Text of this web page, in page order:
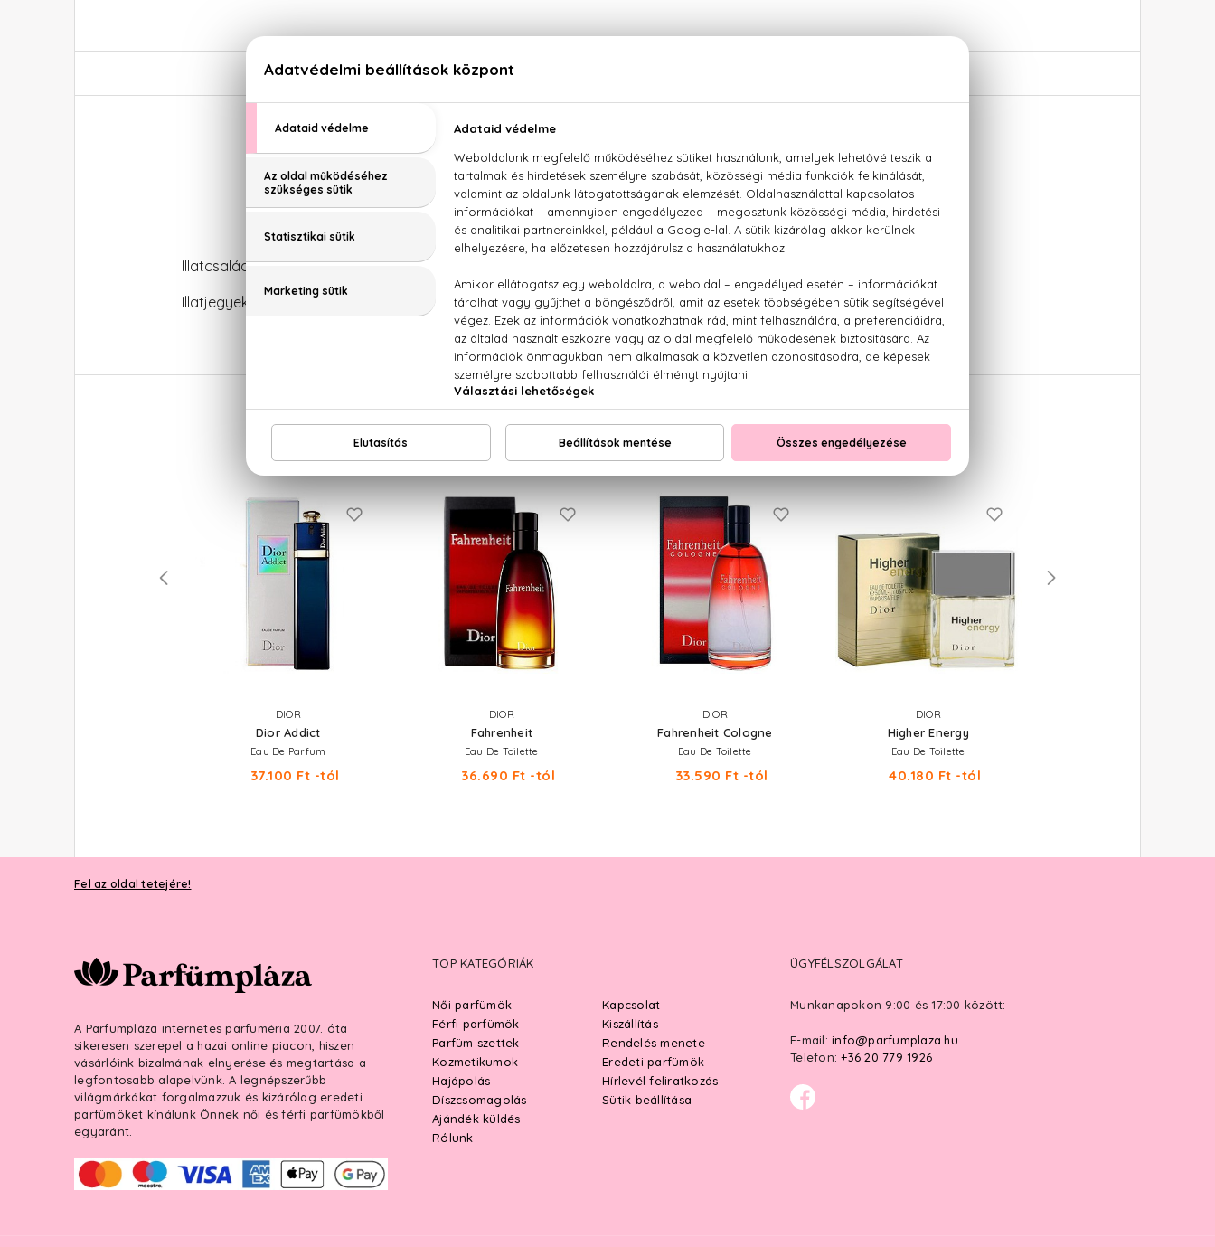
LEÍRÁS
Dior Addict Eau Fraiche Eau De Toilette
Illatcsalád: Orientális-virágos
Illatjegyek: Mandarin, narancs, bergamott, vanília
NEKED AJÁNLJUK
DIOR
Dior Addict
Eau De Parfum
37.100 Ft -tól
DIOR
Fahrenheit
Eau De Toilette
36.690 Ft -tól
DIOR
Fahrenheit Cologne
Eau De Toilette
33.590 Ft -tól
DIOR
Higher Energy
Eau De Toilette
40.180 Ft -tól
Fel az oldal tetejére!
A Parfümpláza internetes parfüméria 2007. óta
sikeresen szerepel a hazai online piacon, hiszen
vásárlóink bizalmának elnyerése és megtartása a
legfontosabb alapelvünk. A legnépszerűbb
világmárkákat forgalmazzuk és kizárólag eredeti
parfümöket kínálunk Önnek női és férfi parfümökből
egyaránt.
TOP KATEGÓRIÁK
Női parfümök
Férfi parfümök
Parfüm szettek
Kozmetikumok
Hajápolás
Díszcsomagolás
Ajándék küldés
Rólunk
Kapcsolat
Kiszállítás
Rendelés menete
Eredeti parfümök
Hírlevél feliratkozás
Sütik beállítása
ÜGYFÉLSZOLGÁLAT
Munkanapokon 9:00 és 17:00 között:
E-mail: info@parfumplaza.hu
Telefon: +36 20 779 1926